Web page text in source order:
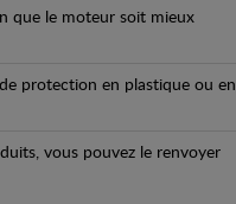
que le moteur soit mieux
protection en plastique ou en
vous pouvez le renvoyer